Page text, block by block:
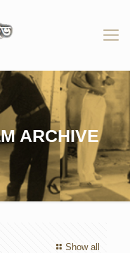
ARCHIVE
Show all